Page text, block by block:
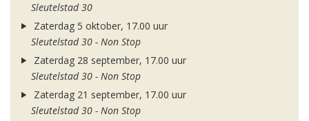
Sleutelstad 30
Zaterdag 5 oktober, 17.00 uur
Sleutelstad 30 - Non Stop
Zaterdag 28 september, 17.00 uur
Sleutelstad 30 - Non Stop
Zaterdag 21 september, 17.00 uur
Sleutelstad 30 - Non Stop